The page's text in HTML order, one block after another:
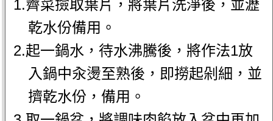
1.薺菜撿取葉片，將葉片洗淨後，並瀝
乾水份備用。
2.起一鍋水，待水沸騰後，將作法1放
入鍋中汆燙至熟後，即撈起剁細，並
擠乾水份，備用。